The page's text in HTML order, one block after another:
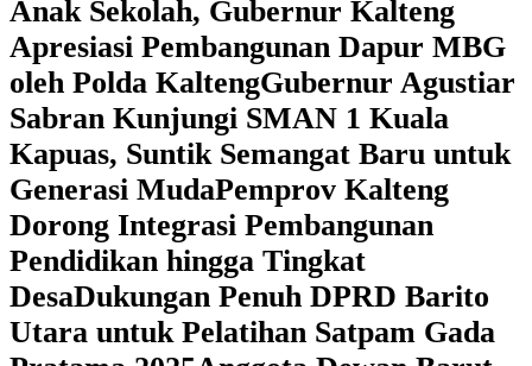
Anak Sekolah, Gubernur Kalteng
Apresiasi Pembangunan Dapur MBG
oleh Polda Kalteng‎Gubernur Agustiar
Sabran Kunjungi SMAN 1 Kuala
Kapuas, Suntik Semangat Baru untuk
Generasi Muda‎Pemprov Kalteng
Dorong Integrasi Pembangunan
Pendidikan hingga Tingkat
DesaDukungan Penuh DPRD Barito
Utara untuk Pelatihan Satpam Gada